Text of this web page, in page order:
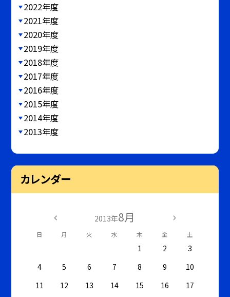
2022年度
2021年度
2020年度
2019年度
2018年度
2017年度
2016年度
2015年度
2014年度
2013年度
カレンダー
2013年8月
日 月 火 水 木 金 土
1 2
3
4
5 6 7 8 9
10
11
12 13 14 15 16
17